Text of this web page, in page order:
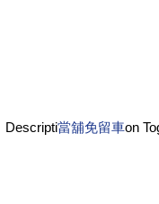
Descripti當舖免留車on